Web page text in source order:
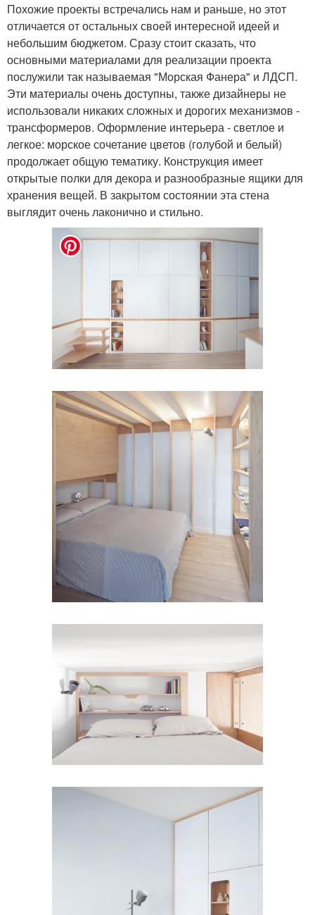
Похожие проекты встречались нам и раньше, но этот
отличается от остальных своей интересной идеей и
небольшим бюджетом. Сразу стоит сказать, что
основными материалами для реализации проекта
послужили так называемая "Морская Фанера" и ЛДСП.
Эти материалы очень доступны, также дизайнеры не
использовали никаких сложных и дорогих механизмов -
трансформеров. Оформление интерьера - светлое и
легкое: морское сочетание цветов (голубой и белый)
продолжает общую тематику. Конструкция имеет
открытые полки для декора и разнообразные ящики для
хранения вещей. В закрытом состоянии эта стена
выглядит очень лаконично и стильно.